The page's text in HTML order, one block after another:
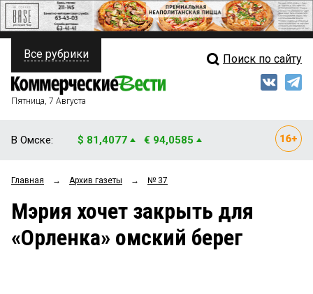
ПОЛИТИКА
ФИНАНСЫ
ОБЩЕСТВО
ЗАКОН
НОВОСТИ КОМПАНИЙ
Свежий выпуск
Рейтинги
Блоги
Все рубрики Поиск по сайту
Пятница, 7 Августа
В Омске: $ 81,4077 € 94,0585
Главная → Архив газеты → № 37
Мэрия хочет закрыть для
«Орленка» омский берег